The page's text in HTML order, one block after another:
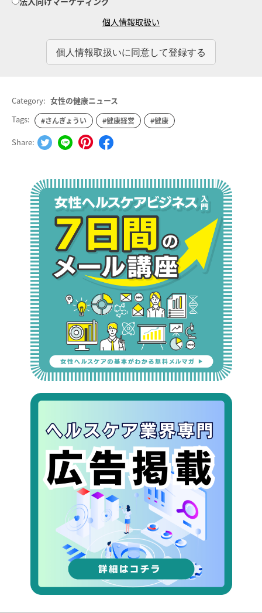
個人情報取扱い
Category: 女性の健康ニュース
Tags:
#さんぎょうい #健康経営 #健康
Share: